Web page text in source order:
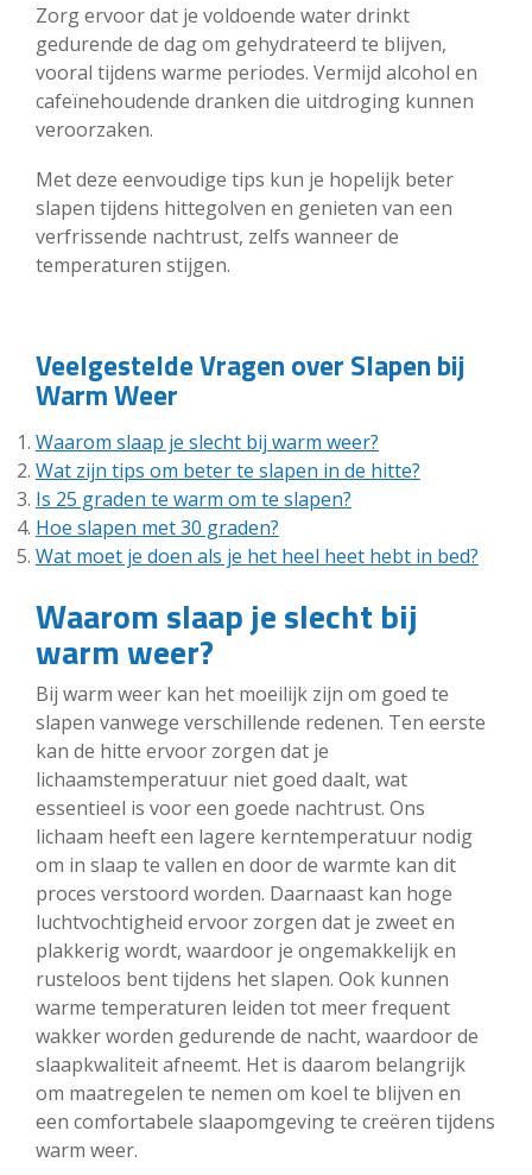
Zorg ervoor dat je voldoende water drinkt
gedurende de dag om gehydrateerd te blijven,
vooral tijdens warme periodes. Vermijd alcohol en
cafeïnehoudende dranken die uitdroging kunnen
veroorzaken.
Met deze eenvoudige tips kun je hopelijk beter
slapen tijdens hittegolven en genieten van een
verfrissende nachtrust, zelfs wanneer de
temperaturen stijgen.
Veelgestelde Vragen over Slapen bij
Warm Weer
Waarom slaap je slecht bij warm weer?
Wat zijn tips om beter te slapen in de hitte?
Is 25 graden te warm om te slapen?
Hoe slapen met 30 graden?
Wat moet je doen als je het heel heet hebt in bed?
Waarom slaap je slecht bij
warm weer?
Bij warm weer kan het moeilijk zijn om goed te
slapen vanwege verschillende redenen. Ten eerste
kan de hitte ervoor zorgen dat je
lichaamstemperatuur niet goed daalt, wat
essentieel is voor een goede nachtrust. Ons
lichaam heeft een lagere kerntemperatuur nodig
om in slaap te vallen en door de warmte kan dit
proces verstoord worden. Daarnaast kan hoge
luchtvochtigheid ervoor zorgen dat je zweet en
plakkerig wordt, waardoor je ongemakkelijk en
rusteloos bent tijdens het slapen. Ook kunnen
warme temperaturen leiden tot meer frequent
wakker worden gedurende de nacht, waardoor de
slaapkwaliteit afneemt. Het is daarom belangrijk
om maatregelen te nemen om koel te blijven en
een comfortabele slaapomgeving te creëren tijdens
warm weer.